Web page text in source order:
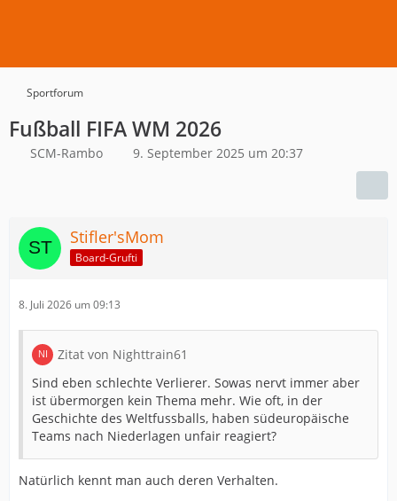
Sportforum
Fußball FIFA WM 2026
SCM-Rambo 9. September 2025 um 20:37
Stifler'sMom
Board-Grufti
8. Juli 2026 um 09:13
Zitat von Nighttrain61
Sind eben schlechte Verlierer. Sowas nervt immer aber
ist übermorgen kein Thema mehr. Wie oft, in der
Geschichte des Weltfussballs, haben südeuropäische
Teams nach Niederlagen unfair reagiert?
Natürlich kennt man auch deren Verhalten.